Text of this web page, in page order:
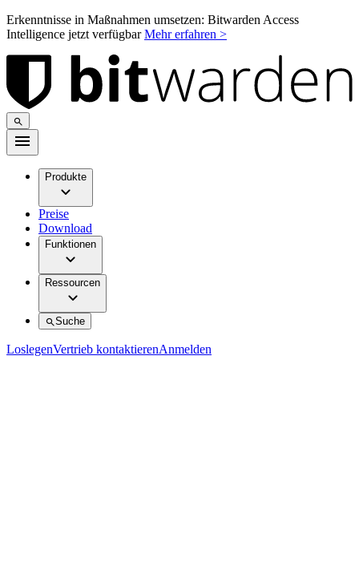
Erkenntnisse in Maßnahmen umsetzen: Bitwarden Access
Intelligence jetzt verfügbarMehr erfahren >
Produkte
Preise
Download
Funktionen
Ressourcen
Suche
LoslegenVertrieb kontaktierenAnmelden